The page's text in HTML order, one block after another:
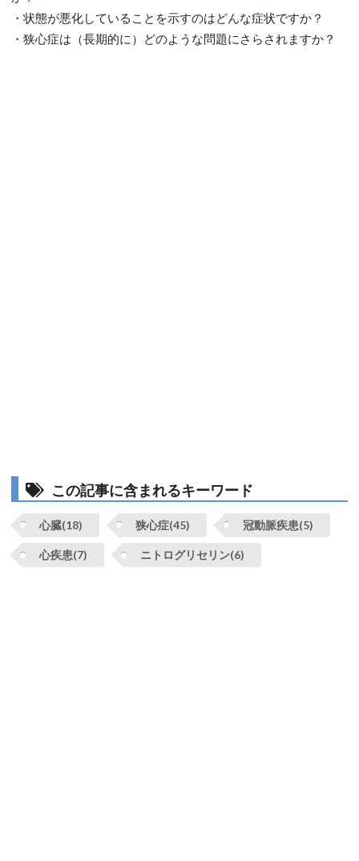
・状態が悪化していることを示すのはどんな症状ですか？
・狭心症は（長期的に）どのような問題にさらされますか？
この記事に含まれるキーワード
心臓(18) 狭心症(45) 冠動脈疾患(5)
心疾患(7) ニトログリセリン(6)